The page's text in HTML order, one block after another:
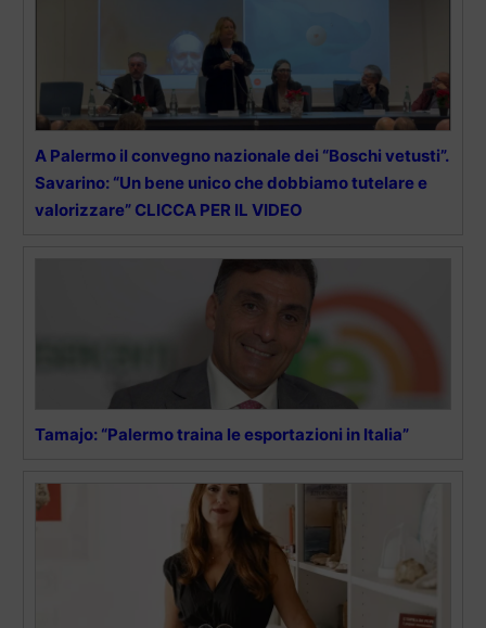
A Palermo il convegno nazionale dei “Boschi vetusti”.
Savarino: “Un bene unico che dobbiamo tutelare e
valorizzare” CLICCA PER IL VIDEO
Tamajo: “Palermo traina le esportazioni in Italia”